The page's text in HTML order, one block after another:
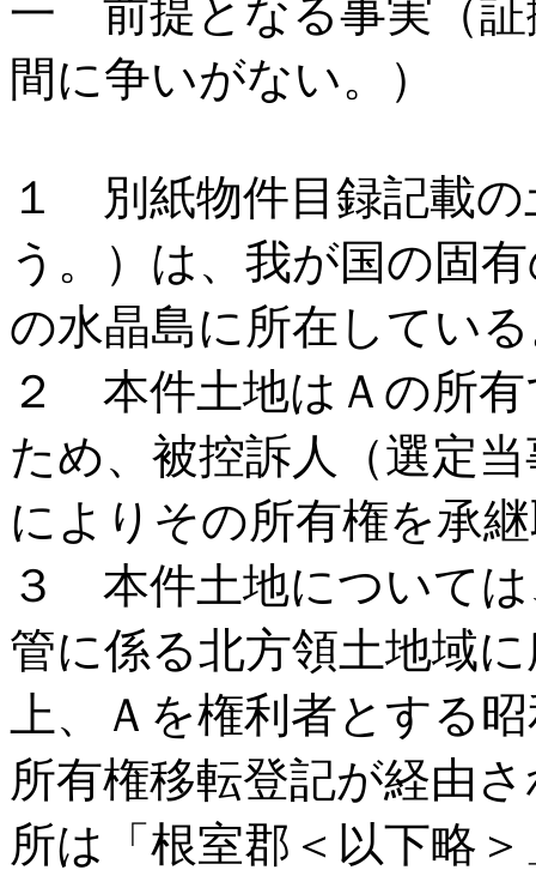
一 前提となる事実（証
間に争いがない。）
１ 別紙物件目録記載の
う。）は、我が国の固
の水晶島に所在してい
２ 本件土地はＡの所
ため、被控訴人（選定
によりその所有権を承
３ 本件土地については
管に係る北方領土地域
上、Ａを権利者とする
所有権移転登記が経由
所は「根室郡＜以下略